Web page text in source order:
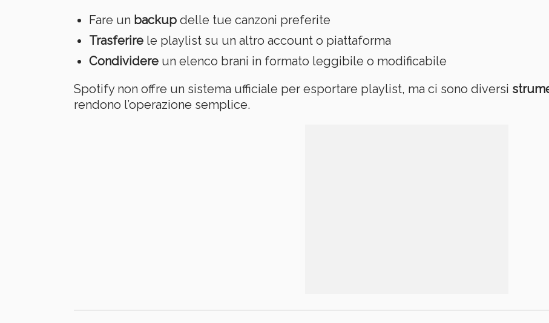
Fare un backup delle tue canzoni preferite
Trasferire le playlist su un altro account o piattaforma
Condividere un elenco brani in formato leggibile o modificabile
Spotify non offre un sistema ufficiale per esportare playlist, ma ci sono diversi
rendono l’operazione semplice.